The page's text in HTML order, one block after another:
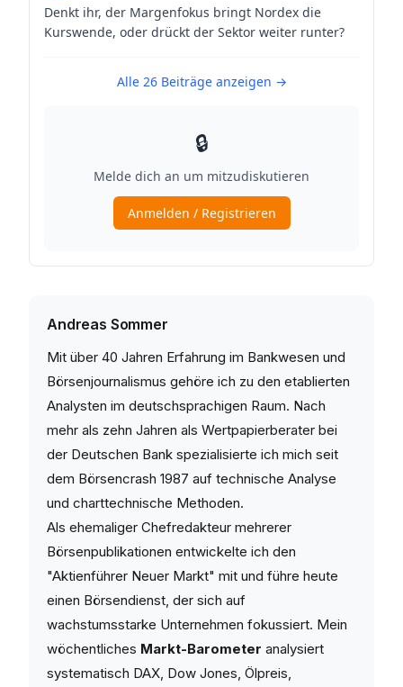
Andreas Sommer
Mit über 40 Jahren Erfahrung im Bankwesen und
Börsenjournalismus gehöre ich zu den etablierten
Analysten im deutschsprachigen Raum. Nach
mehr als zehn Jahren als Wertpapierberater bei
der Deutschen Bank spezialisierte ich mich seit
dem Börsencrash 1987 auf technische Analyse
und charttechnische Methoden.
Als ehemaliger Chefredakteur mehrerer
Börsenpublikationen entwickelte ich den
"Aktienführer Neuer Markt" mit und führe heute
einen Börsendienst, der sich auf
wachstumsstarke Unternehmen fokussiert. Mein
wöchentliches Markt-Barometer analysiert
systematisch DAX, Dow Jones, Ölpreis,